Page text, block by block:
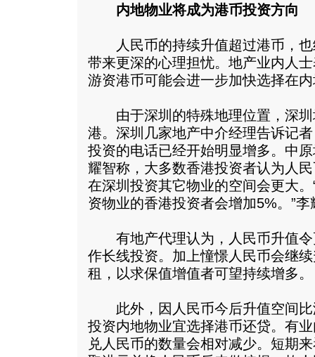
内地物业将成为港币投资方向
人民币的持续升值超过港币，也
带来更深的心理担忧。地产业内人
游资港币可能会进一步加快选择在
由于深圳的特殊地理位置，深圳
港。深圳几家地产中介经理告诉记
投资的电话已经开始明显增多。中
耀智称，大多数香港投资者认为人
在深圳投资其它物业的空间会更大
资物业的香港投资者会增加5%。”
有地产代理认为，人民币升值令
作长线投资。加上憧憬人民币会继
租，以求保值增值者可望持续增多。
此外，因人民币今后升值空间比
投资内地物业宜选择港币还贷。有
兑人民币的数量会相对减少。短期